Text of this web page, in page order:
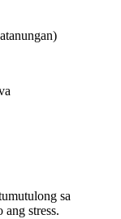
sa
stress.